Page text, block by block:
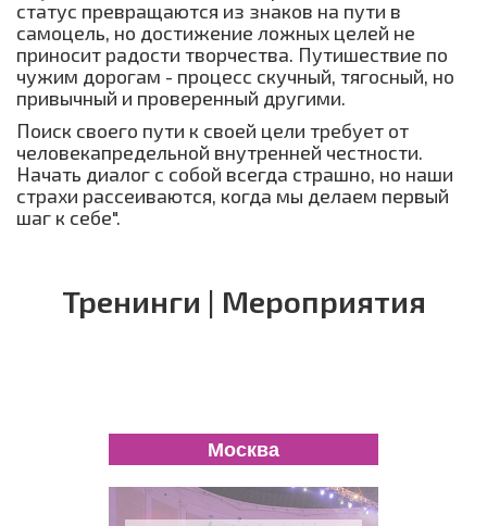
статус превращаются из знаков на пути в
самоцель, но достижение ложных целей не
приносит радости творчества. Путишествие по
чужим дорогам - процесс скучный, тягосный, но
привычный и проверенный другими.
Поиск своего пути к своей цели требует от
человекапредельной внутренней честности.
Начать диалог с собой всегда страшно, но наши
страхи рассеиваются, когда мы делаем первый
шаг к себе".
Тренинги | Мероприятия
Москва